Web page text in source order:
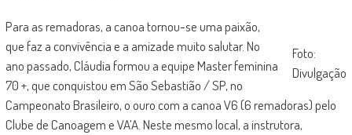
Foto:
Divulgação
Para as remadoras, a canoa tornou-se uma paixão,
que faz a convivência e a amizade muito salutar. No
ano passado, Cláudia formou a equipe Master feminina
70 +, que conquistou em São Sebastião / SP, no
Campeonato Brasileiro, o ouro com a canoa V6 (6 remadoras) pelo
Clube de Canoagem e VA’A. Neste mesmo local, a instrutora,